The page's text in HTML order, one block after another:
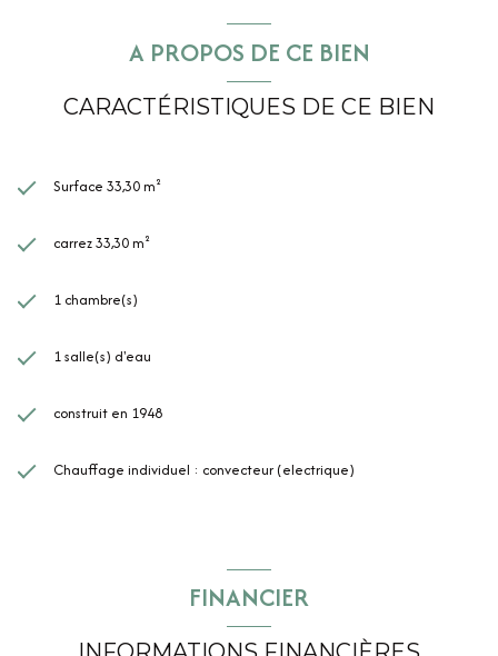
A PROPOS DE CE BIEN
CARACTÉRISTIQUES DE CE BIEN
Surface 33,30 m²
carrez 33,30 m²
1 chambre(s)
1 salle(s) d'eau
construit en 1948
Chauffage individuel : convecteur (electrique)
FINANCIER